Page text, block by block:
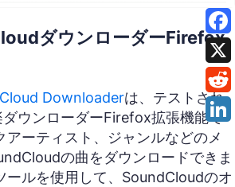
ダウンローダーFirefox
Downloaderは、テストされ
ウンローダーFirefox拡張機能で
アーティスト、ジャンルなどのメ
の曲をダウンロードできま
ールを使用して、SoundCloudのオ